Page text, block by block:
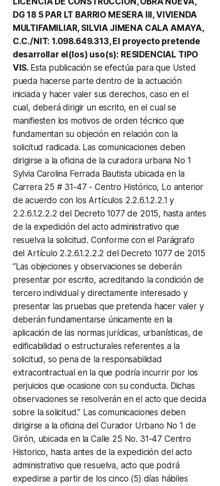
DG 18 5 PAR LT BARRIO MESERA III, VIVIENDA
MULTIFAMILIAR, SILVIA JIMENA CALA AMAYA,
C.C./NIT: 1.098.649.313, El proyecto pretende
desarrollar el(los) uso(s): RESIDENCIAL TIPO
VIS. Esta publicación se efectúa para que Usted
pueda hacerse parte dentro de la actuación
iniciada y hacer valer sus derechos, caso en el
cual, deberá dirigir un escrito, en el cual se
manifiesten los motivos de orden técnico que
fundamentan su objeción en relación con la
solicitud radicada. Las comunicaciones deben
dirigirse a la oficina de la curadora urbana No 1
Sylvia Carolina Ferrada Bautista ubicada en la
Carrera 25 # 31-47 - Centro Histórico, Lo anterior
de acuerdo con los Artículos 2.2.6.1.2.2.1 y
2.2.6.1.2.2.2 del Decreto 1077 de 2015, hasta antes
de la expedición del acto administrativo que
resuelva la solicitud. Conforme con el Parágrafo
del Artículo 2.2.6.1.2.2.2 del Decreto 1077 de 2015
“Las objeciones y observaciones se deberán
presentar por escrito, acreditando la condición de
tercero individual y directamente interesado y
presentar las pruebas que pretenda hacer valer y
deberán fundamentarse únicamente en la
aplicación de las normas jurídicas, urbanísticas, de
edificabilidad o estructurales referentes a la
solicitud, so pena de la responsabilidad
extracontractual en la que podría incurrir por los
perjuicios que ocasione con su conducta. Dichas
observaciones se resolverán en el acto que decida
sobre la solicitud.” Las comunicaciones deben
dirigirse a la oficina del Curador Urbano No 1 de
Girón, ubicada en la Calle 25 No. 31-47 Centro
Historico, hasta antes de la expedición del acto
administrativo que resuelva, acto que podrá
expedirse a partir de los cinco (5) días hábiles